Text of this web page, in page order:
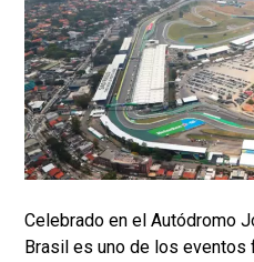
Celebrado en el Autódromo
Brasil es uno de los